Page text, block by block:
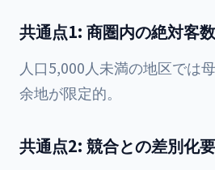
共通点1: 商圏内の絶対客
人口5,000人未満の地区では
余地が限定的。
共通点2: 競合との差別化